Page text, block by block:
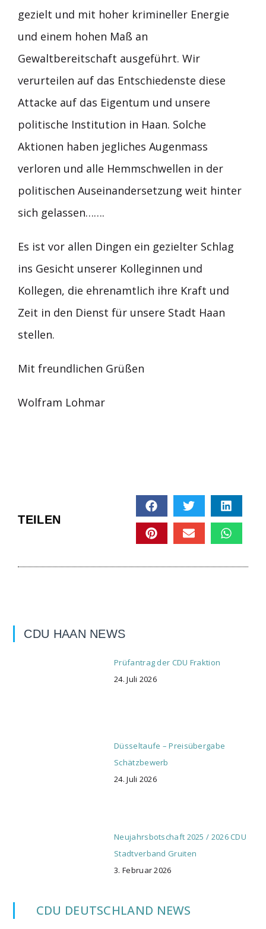
gezielt und mit hoher krimineller Energie
und einem hohen Maß an
Gewaltbereitschaft ausgeführt. Wir
verurteilen auf das Entschiedenste diese
Attacke auf das Eigentum und unsere
politische Institution in Haan. Solche
Aktionen haben jegliches Augenmass
verloren und alle Hemmschwellen in der
politischen Auseinandersetzung weit hinter
sich gelassen…….
Es ist vor allen Dingen ein gezielter Schlag
ins Gesicht unserer Kolleginnen und
Kollegen, die ehrenamtlich ihre Kraft und
Zeit in den Dienst für unsere Stadt Haan
stellen.
Mit freundlichen Grüßen
Wolfram Lohmar
TEILEN
CDU HAAN NEWS
Prüfantrag der CDU Fraktion
24. Juli 2026
Düsseltaufe – Preisübergabe
Schätzbewerb
24. Juli 2026
Neujahrsbotschaft 2025 / 2026 CDU
Stadtverband Gruiten
3. Februar 2026
CDU DEUTSCHLAND NEWS